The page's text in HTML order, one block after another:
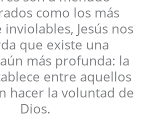
como los más
inviolables, Jesús nos
que existe una
más profunda: la
entre aquellos
hacer la voluntad de
Dios.